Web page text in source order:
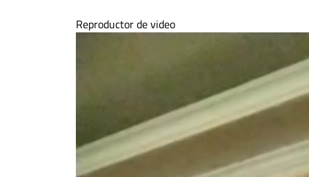
Reproductor de video